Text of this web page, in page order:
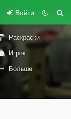
Войти
Раскраски
Игрок
Больше